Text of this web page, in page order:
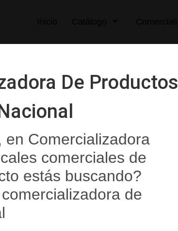
De Productos
Comercializadora
comerciales de
estás buscando?
de